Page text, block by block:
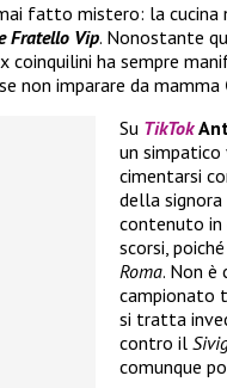
fatto mistero: la
Fratello Vip. Nonostante
coinquilini ha sempre
non imparare da mamma
Su TikTok
un simpatico
cimentarsi
della signora
contenuto in
scorsi,
Roma. Non è
campionato
si tratta
contro il
comunque